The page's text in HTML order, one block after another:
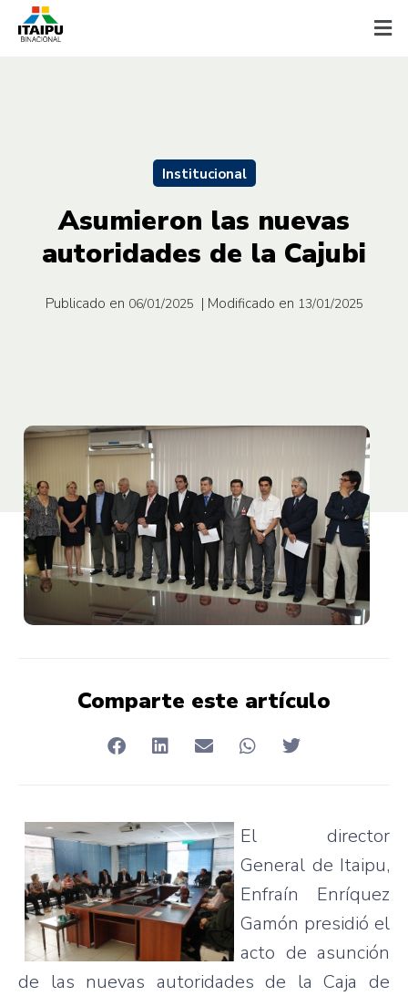
Institucional
Asumieron las nuevas
autoridades de la Cajubi
Publicado en 06/01/2025 | Modificado en 13/01/2025
Comparte este artículo
El director
General de Itaipu,
Enfraín
Enríquez
Gamón presidió el
acto de asunción
de las nuevas autoridades de laCaja de